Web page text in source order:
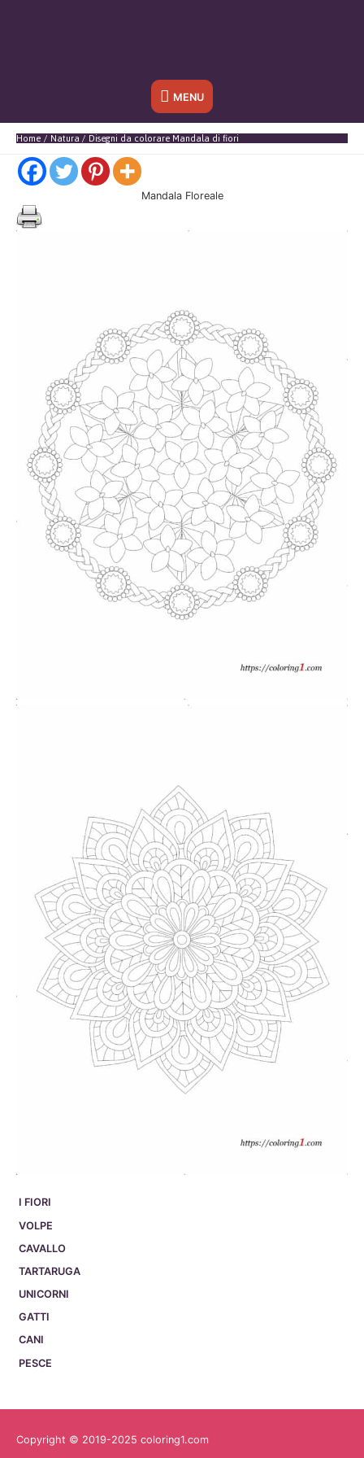
Sotto
l'header
MENU
Home Natura Disegni da colorare Mandala di fiori
I FIORI
VOLPE
CAVALLO
TARTARUGA
UNICORNI
GATTI
CANI
PESCE
Mandala Floreale
Copyright © 2019-2025 coloring1.com